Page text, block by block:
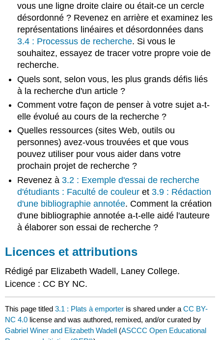
vous une ligne droite claire ou était-ce un cercle
désordonné ? Revenez en arrière et examinez les
représentations linéaires et désordonnées dans
3.4 : Processus de recherche. Si vous le
souhaitez, essayez de tracer votre propre voie de
recherche.
Quels sont, selon vous, les plus grands défis liés
à la recherche d'un article ?
Comment votre façon de penser à votre sujet a-t-
elle évolué au cours de la recherche ?
Quelles ressources (sites Web, outils ou
personnes) avez-vous trouvées et que vous
pouvez utiliser pour vous aider dans votre
prochain projet de recherche ?
Revenez à3.2 : Exemple d'essai de recherche
d'étudiants : Faculté de couleur et3.9 : Rédaction
d'une bibliographie annotée. Comment la création
d'une bibliographie annotée a-t-elle aidé l'auteure
à élaborer son essai de recherche ?
Licences et attributions
Rédigé par Elizabeth Wadell, Laney College.
Licence : CC BY NC.
This page titled3.1 : Plats à emporter is shared under aCC BY-
NC 4.0 license and was authored, remixed, and/or curated by
Gabriel Winer and Elizabeth Wadell (ASCCC Open Educational